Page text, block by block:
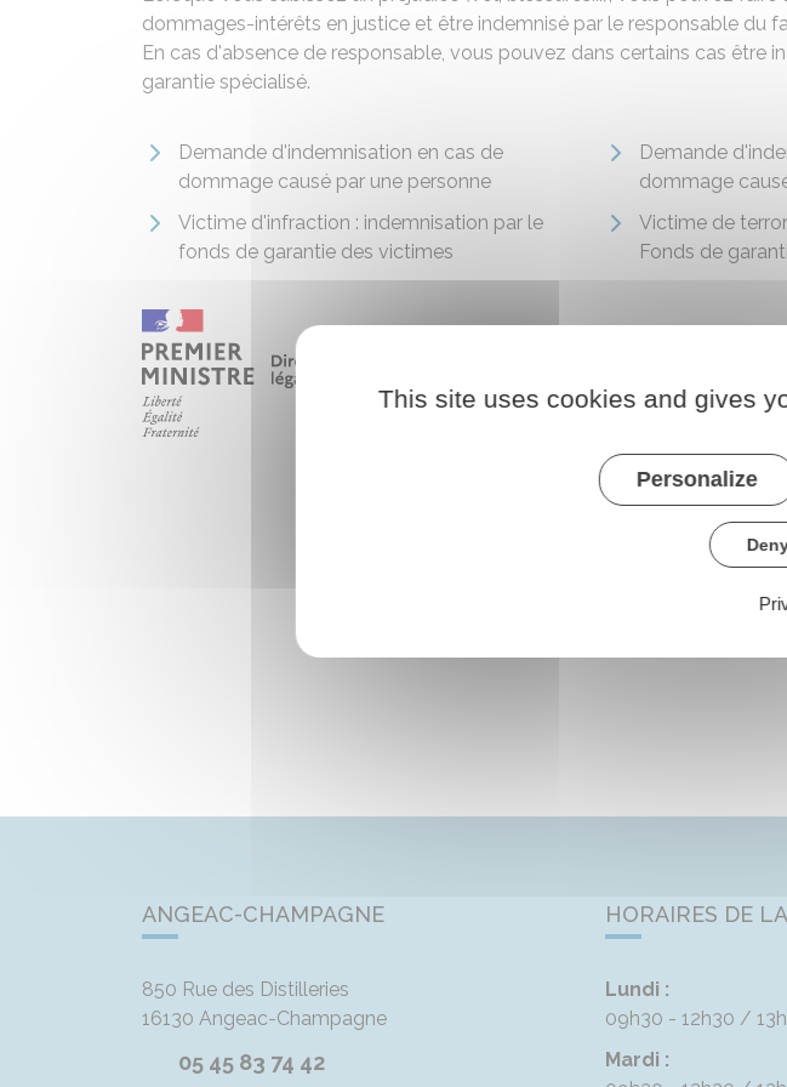
dommages-intérêts en justice et être indemnisé par le responsable du
En cas d'absence de responsable, vous pouvez dans certains cas être
garantie spécialisé.
Demande d'indemnisation en cas de
dommage causé par une personne
Demande
dommage
Victime d'infraction : indemnisation par le
fonds de garantie des victimes
Victime de
Fonds de
ANGEAC-CHAMPAGNE
850 Rue des Distilleries
16130 Angeac-Champagne
05 45 83 74 42
HORAIRES DE
Lundi :
09h30 - 12h30
Mardi :
This site uses cookies and gives
Personalize